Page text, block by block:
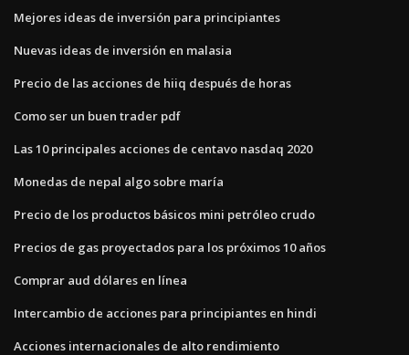
Mejores ideas de inversión para principiantes
Nuevas ideas de inversión en malasia
Precio de las acciones de hiiq después de horas
Como ser un buen trader pdf
Las 10 principales acciones de centavo nasdaq 2020
Monedas de nepal algo sobre maría
Precio de los productos básicos mini petróleo crudo
Precios de gas proyectados para los próximos 10 años
Comprar aud dólares en línea
Intercambio de acciones para principiantes en hindi
Acciones internacionales de alto rendimiento